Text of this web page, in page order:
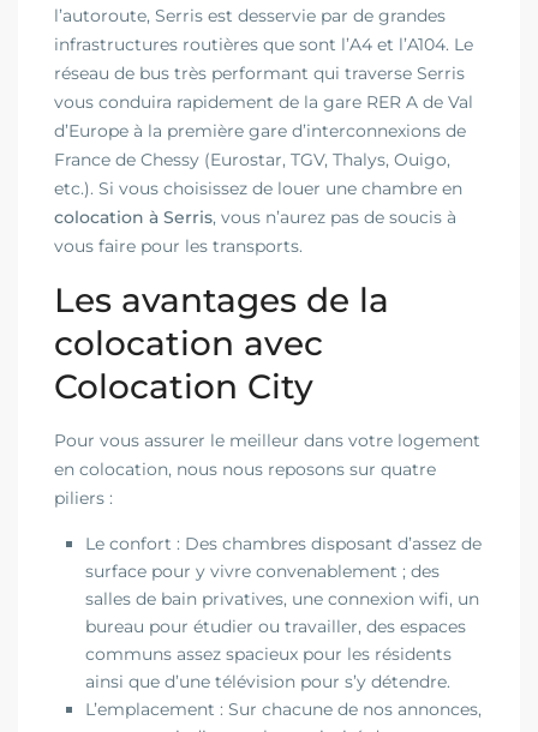
l’autoroute, Serris est desservie par de grandes
infrastructures routières que sont l’A4 et l’A104. Le
réseau de bus très performant qui traverse Serris
vous conduira rapidement de la gare RER A de Val
d’Europe à la première gare d’interconnexions de
France de Chessy (Eurostar, TGV, Thalys, Ouigo,
etc.). Si vous choisissez de louer une chambre en
colocation à Serris, vous n’aurez pas de soucis à
vous faire pour les transports.
Les avantages de la
colocation avec
Colocation City
Pour vous assurer le meilleur dans votre logement
en colocation, nous nous reposons sur quatre
piliers :
Le confort : Des chambres disposant d’assez de
surface pour y vivre convenablement ; des
salles de bain privatives, une connexion wifi, un
bureau pour étudier ou travailler, des espaces
communs assez spacieux pour les résidents
ainsi que d’une télévision pour s’y détendre.
L’emplacement : Sur chacune de nos annonces,